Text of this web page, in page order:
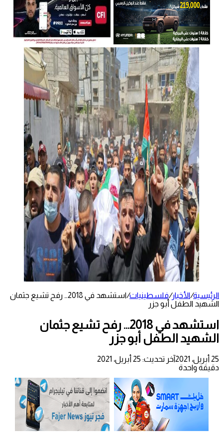
الرئيسية/الأخبار/فلسطينيات/
استشهد في 2018… رفح تشيع جثمان
الشهيد الطفل أبو جزر
استشهد في 2018… رفح تشيع جثمان
الشهيد الطفل أبو جزر
25 أبريل، 2021
آخر تحديث: 25 أبريل، 2021
دقيقة واحدة